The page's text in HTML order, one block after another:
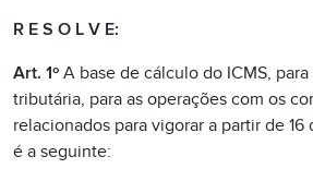
R E S O L V E:
Art. 1º A base de cálculo do ICMS,
tributária, para as operações com os
relacionados para vigorar a partir de
é a seguinte: